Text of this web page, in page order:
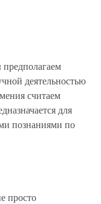
деятельностью
считаем
для
познаниями по
просто